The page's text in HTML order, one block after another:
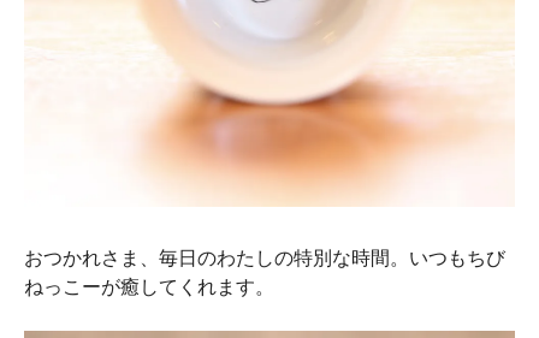
おつかれさま、毎日のわたしの特別な時間。いつもちび
ねっこーが癒してくれます。